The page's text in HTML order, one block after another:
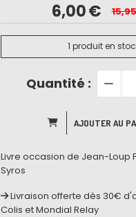
6,00€ 15,95
1 produit en
Quantité :
AJOUTER AU
Livre occasion de Jean-Loup
Syros
Livraison offerte dès 30€
Colis et Mondial Relay